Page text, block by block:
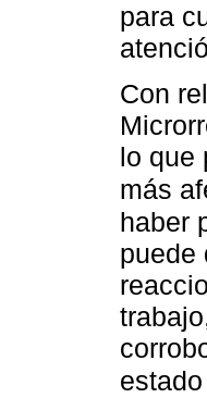
para
Con
lo que
más
haber
puede